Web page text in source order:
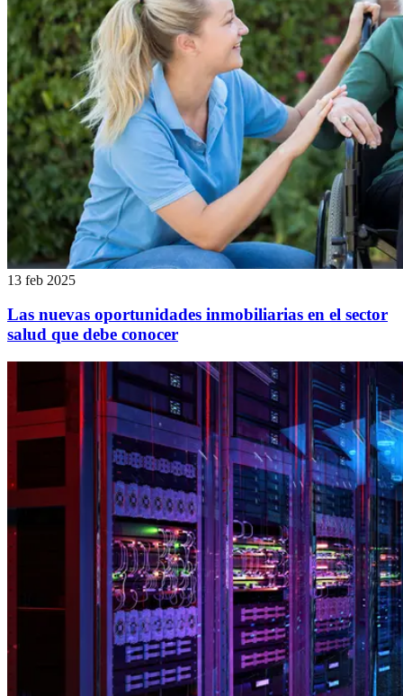
13 feb 2025
Las nuevas oportunidades inmobiliarias en el sector
salud que debe conocer